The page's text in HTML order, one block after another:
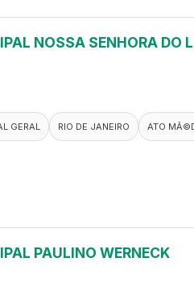
NOSSA SENHORA DO
GERAL RIO DE JANEIRO ATO
PAULINO WERNECK